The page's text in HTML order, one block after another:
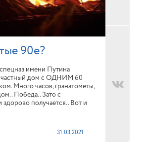
90е?
имени Путина
частный дом с ОДНИМ 60
Много часов, гранатометы,
Победа.. Зато с
получается.. Вот и
31.03.2021